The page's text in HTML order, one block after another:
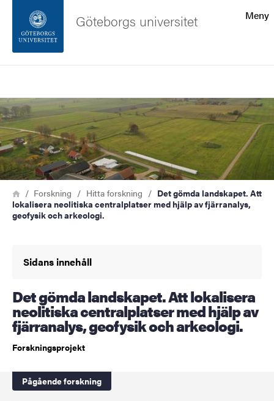
Sidfoten
Om webbplatsen
Meny
Göteborgs universitet
Bild
Länkstig
HemForskning Hitta forskning
Det gömda landskapet. Att
lokalisera neolitiska centralplatser med hjälp av fjärranalys,
geofysik och arkeologi.
Sidans innehåll
Det gömda landskapet. Att lokalisera
neolitiska centralplatser med hjälp av
fjärranalys, geofysik och arkeologi.
Forskningsprojekt
Pågående forskning